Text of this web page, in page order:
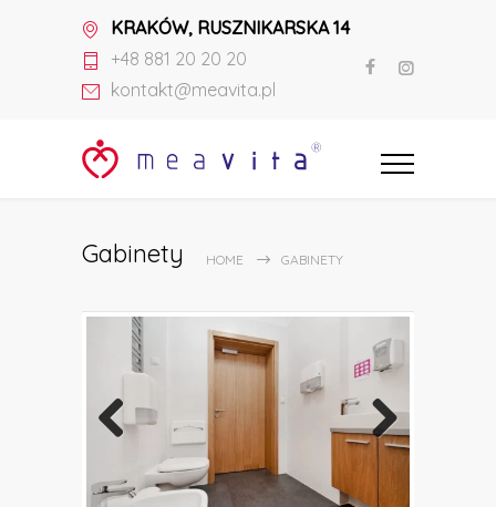
KRAKÓW, RUSZNIKARSKA 14
+48 881 20 20 20
kontakt@meavita.pl
Gabinety HOME GABINETY
Next